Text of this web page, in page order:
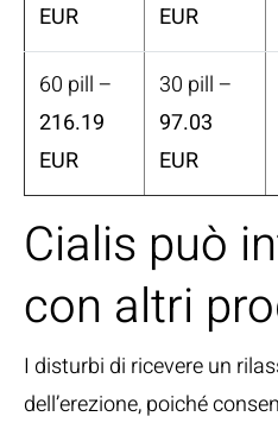
EUR
EUR
60 pill –
216.19
EUR
30 pill –
97.03
EUR
Cialis può
con altri
I disturbi di ricevere un
dell’erezione, poiché